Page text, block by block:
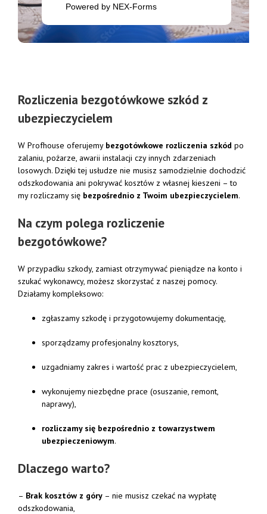
Powered by NEX-Forms
Rozliczenia bezgotówkowe szkód z
ubezpieczycielem
W Profhouse oferujemy bezgotówkowe rozliczenia szkód po
zalaniu, pożarze, awarii instalacji czyinnych zdarzeniach
losowych. Dziękitej usłudze nie musisz samodzielnie dochodzić
odszkodowania ani pokrywać kosztów z własnej kieszeni –to
myrozliczamysię bezpośrednio z Twoim ubezpieczycielem.
Na czym polega rozliczenie
bezgotówkowe?
W przypadku szkody, zamiast otrzymywać pieniądze na konto i
szukać wykonawcy, możesz skorzystać z naszej pomocy.
Działamykompleksowo:
zgłaszamyszkodę i przygotowujemydokumentację,
sporządzamyprofesjonalnykosztorys,
uzgadniamy zakres i wartość prac z ubezpieczycielem,
wykonujemyniezbędne prace (osuszanie, remont,
naprawy),
rozliczamy się bezpośrednio z towarzystwem
ubezpieczeniowym.
Dlaczego warto?
– Brak kosztów z góry – nie musisz czekać na wypłatę
odszkodowania,